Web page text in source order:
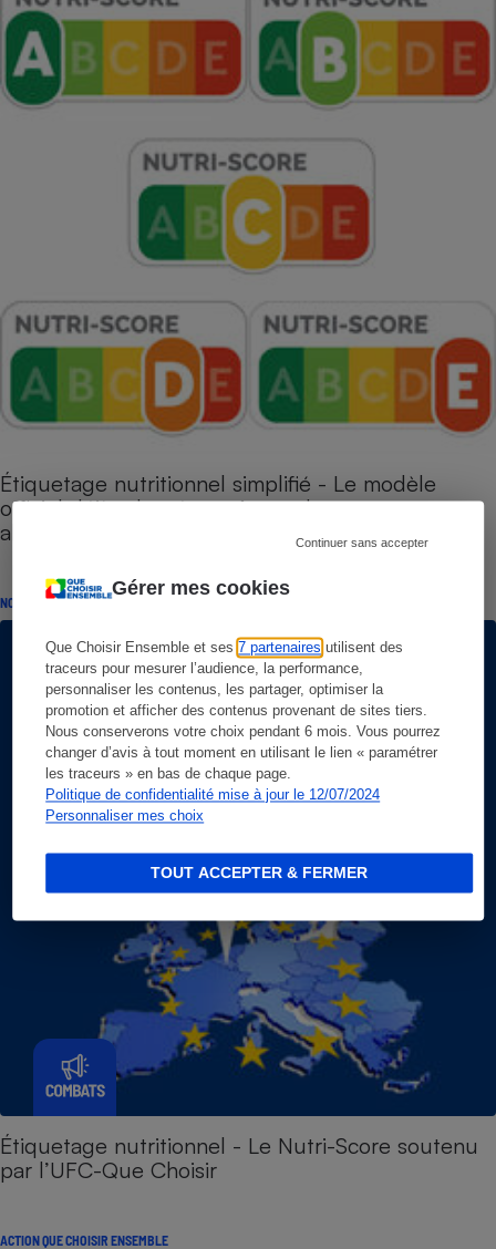
Gérer mes cookies
Que Choisir Ensemble et ses7 partenaires utilisent des
traceurs pour mesurer l’audience, la performance,
personnaliser les contenus, les partager, optimiser la
promotion et afficher des contenus provenant de sites tiers.
Nous conserverons votre choix pendant 6 mois. Vous pourrez
changer d’avis à tout moment en utilisant le lien « paramétrer
les traceurs » en bas de chaque page.
Politique de confidentialité mise à jour le 12/07/2024
Personnaliser mes choix
Continuer sans accepter
TOUT ACCEPTER & FERMER
Étiquetage nutritionnel simplifié - Le modèle
officiel déjà adopté par 4 grandes marques
alimentaires !
NOS COMBATS
Étiquetage nutritionnel - Le Nutri-Score soutenu
par l’UFC-Que Choisir
ACTION QUE CHOISIR ENSEMBLE